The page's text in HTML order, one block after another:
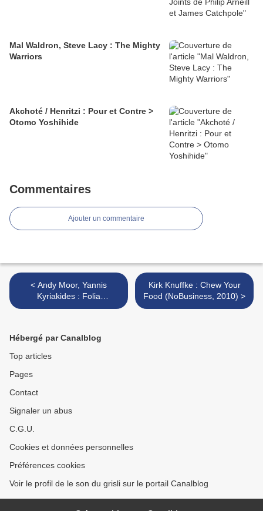
Mal Waldron, Steve Lacy : The Mighty
Warriors
Akchoté / Henritzi : Pour et Contre >
Otomo Yoshihide
Commentaires
Ajouter un commentaire
< Andy Moor, Yannis
Kyriakides : Folia
(Unsounds, 2010)
Kirk Knuffke : Chew Your
Food (NoBusiness, 2010) >
Hébergé par Canalblog
Top articles
Pages
Contact
Signaler un abus
C.G.U.
Cookies et données personnelles
Préférences cookies
Voir le profil de le son du grisli sur le portail Canalblog